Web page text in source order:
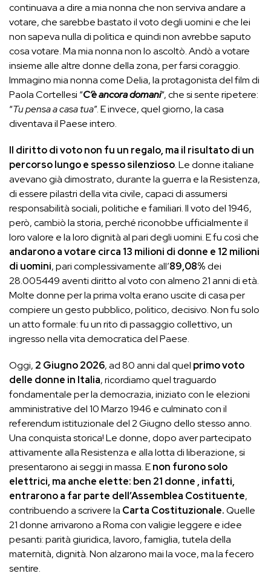
continuava a dire a mia nonna che non serviva andare a
votare, che sarebbe bastato il voto degli uomini e che lei
non sapeva nulla di politica e quindi non avrebbe saputo
cosa votare. Ma mia nonna non lo ascoltò. Andò a votare
insieme alle altre donne della zona, per farsi coraggio.
Immagino mia nonna come Delia, la protagonista del film di
Paola Cortellesi “C’è ancora domani“, che si sente ripetere:
“Tu pensa a casa tua”. E invece, quel giorno, la casa
diventava il Paese intero.
Il diritto di voto non fu un regalo, ma il risultato di un
percorso lungo e spesso silenzioso. Le donne italiane
avevano già dimostrato, durante la guerra e la Resistenza,
di essere pilastri della vita civile, capaci di assumersi
responsabilità sociali, politiche e familiari. Il voto del 1946,
però, cambiò la storia, perché riconobbe ufficialmente il
loro valore e la loro dignità al pari degli uomini. E fu così che
andarono a votare circa 13 milioni di donne e 12 milioni
di uomini, pari complessivamente all’89,08%dei
28.005449 aventi diritto al voto con almeno 21 anni di età.
Molte donne per la prima volta erano uscite di casa per
compiere un gesto pubblico, politico, decisivo. Non fu solo
un atto formale: fu un rito di passaggio collettivo, un
ingresso nella vita democratica del Paese.
Oggi, 2 Giugno 2026, ad 80 anni dal quel primo voto
delle donne in Italia, ricordiamo quel traguardo
fondamentale per la democrazia, iniziato con le elezioni
amministrative del 10 Marzo 1946 e culminato con il
referendum istituzionale del 2 Giugno dello stesso anno.
Una conquista storica! Le donne, dopo aver partecipato
attivamente alla Resistenza e alla lotta di liberazione, si
presentarono ai seggi in massa. Enon furono solo
elettrici, ma anche elette: ben 21 donne , infatti,
entrarono a far parte dell’Assemblea Costituente,
contribuendo a scrivere la Carta Costituzionale.Quelle
21 donne arrivarono a Roma con valigie leggere e idee
pesanti: parità giuridica, lavoro, famiglia, tutela della
maternità, dignità. Non alzarono mai la voce, ma la fecero
sentire.